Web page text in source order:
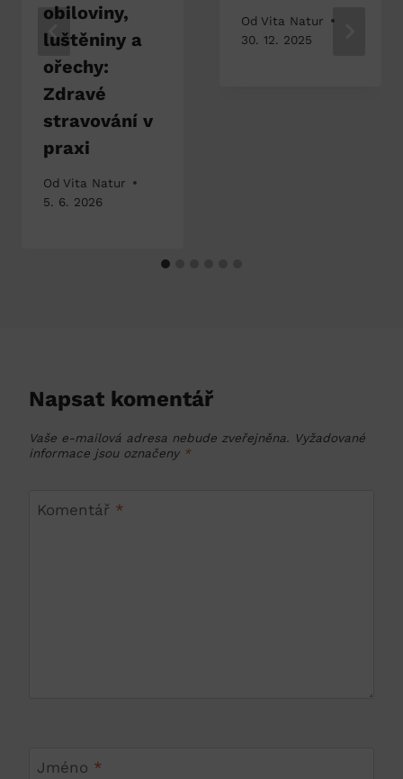
obiloviny,
luštěniny a
ořechy:
Zdravé
stravování v
praxi
Od Vita Natur
5. 6. 2026
Od Vita Natur
30. 12. 2025
Napsat komentář
Vaše e-mailová adresa nebude zveřejněna. Vyžadované
informace jsou označeny *
Komentář *
Jméno *